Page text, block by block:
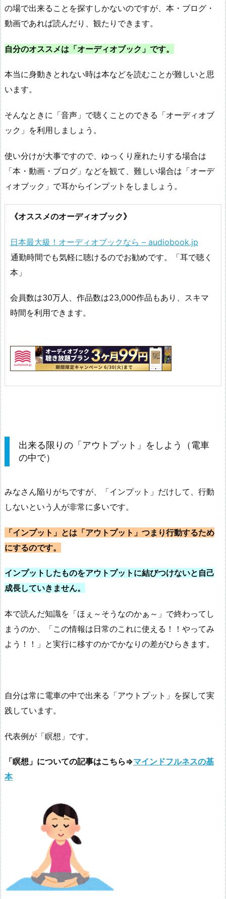
の場で出来ることを探すしかないのですが、本・ブログ・
動画であれば読んだり、観たりできます。
自分のオススメは「オーディオブック」です。
本当に身動きとれない時は本などを読むことが難しいと思
います。
そんなときに「音声」で聴くことのできる「オーディオブ
ック」を利用しましょう。
使い分けが大事ですので、ゆっくり座れたりする場合は
「本・動画・ブログ」などを観て、難しい場合は「オーデ
ィオブック」で耳からインプットをしましょう。
《オススメのオーディオブック》
日本最大級！オーディオブックなら – audiobook.jp
通勤時間でも気軽に聴けるのでお勧めです。「耳で聴く
本」
会員数は30万人、作品数は23,000作品もあり、スキマ
時間を利用できます。
出来る限りの「アウトプット」をしよう（電車
の中で）
みなさん陥りがちですが、「インプット」だけして、行動
しないという人が非常に多いです。
「インプット」とは「アウトプット」つまり行動するため
にするのです。
インプットしたものをアウトプットに結びつけないと自己
成長していきません。
本で読んだ知識を「ほぇ～そうなのかぁ～」で終わってし
まうのか、「この情報は日常のこれに使える！！やってみ
よう！！」と実行に移すのかでかなりの差がひらきます。
自分は常に電車の中で出来る「アウトプット」を探して実
践しています。
代表例が「瞑想」です。
「瞑想」についての記事はこちら⇒マインドフルネスの基
本